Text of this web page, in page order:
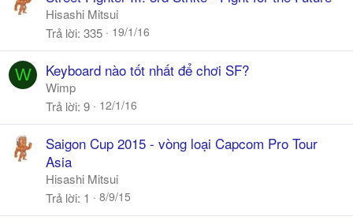
Hisashi Mitsui
Trả lời 335 19/1/16
W Keyboard nào tốt nhất để chơi SF?
Wimp
Trả lời 9 12/1/16
Saigon Cup 2015 - vòng loại Capcom Pro Tour
Asia
Hisashi Mitsui
Trả lời 1 8/9/15